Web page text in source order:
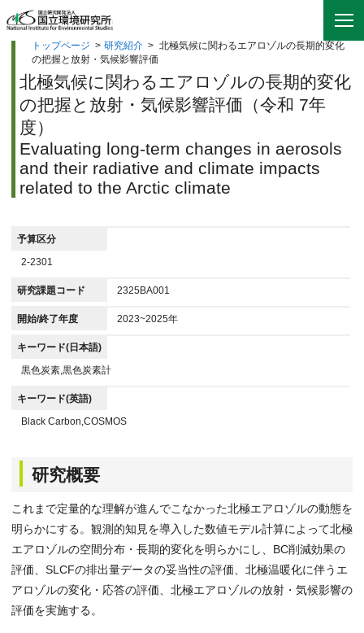
トップページ > 研究紹介 > 北極気候に関わるエアロゾルの長期的変化
の把握と放射・気候影響評価
北極気候に関わるエアロゾルの長期的変化
の把握と放射・気候影響評価（令和 7年
度）
Evaluating long-term changes in aerosols
and their radiative and climate impacts
related to the Arctic climate
予算区分
2-2301
研究課題コード 2325BA001
開始/終了年度 2023~2025年
キーワード(日本語)
黒色炭素,黒色炭素計
キーワード(英語)
Black Carbon,COSMOS
研究概要
これまで定量的な理解が進んでこなかった北極エアロゾルの動態を
明らかにする。観測的知見を導入した数値モデル計算によって北極
エアロゾルの空間分布・長期的変化を明らかにし、BC削減効果の
評価、SLCFの排出量データの妥当性の評価、北極温暖化に伴うエ
アロゾルの変化・応答の評価、北極エアロゾルの放射・気候影響の
評価を実施する。